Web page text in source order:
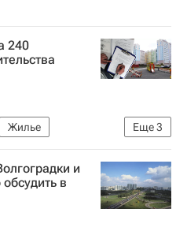
240
Еще3
Жилье
Федеральная антимонопольная служба (ФАС России)
и
в